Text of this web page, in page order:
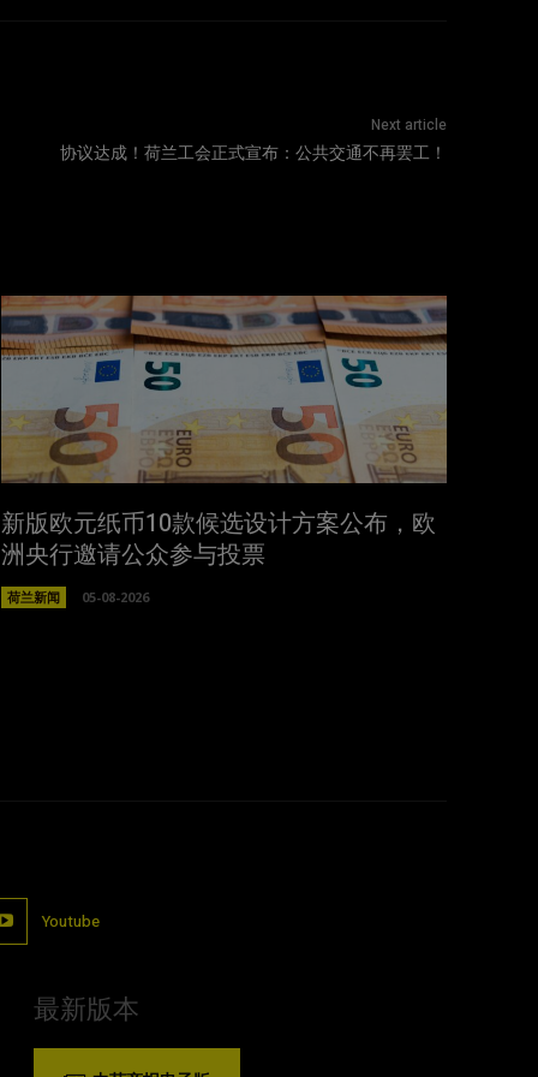
Next article
协议达成！荷兰工会正式宣布：公共交通不再罢工！
新版欧元纸币10款候选设计方案公布，欧
洲央行邀请公众参与投票
荷兰新闻 05-08-2026
Youtube
最新版本